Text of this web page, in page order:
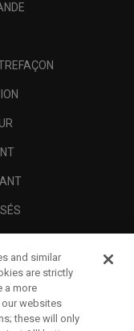
and similar
are strictly
a more
our websites
these will only